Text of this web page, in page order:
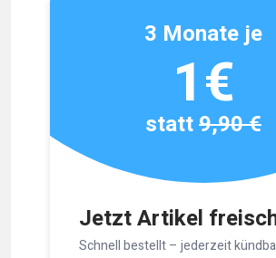
Jetzt Artikel
Schnell bestellt – jederzeit
3 Monate je
1€
statt9,90 €